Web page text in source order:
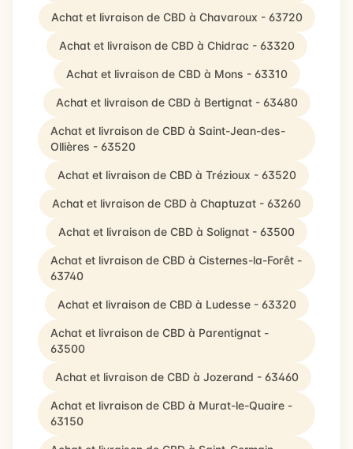
Achat et livraison de CBD à Chavaroux - 63720
Achat et livraison de CBD à Chidrac - 63320
Achat et livraison de CBD à Mons - 63310
Achat et livraison de CBD à Bertignat - 63480
Achat et livraison de CBD à Saint-Jean-des-
Ollières - 63520
Achat et livraison de CBD à Trézioux - 63520
Achat et livraison de CBD à Chaptuzat - 63260
Achat et livraison de CBD à Solignat - 63500
Achat et livraison de CBD à Cisternes-la-Forêt -
63740
Achat et livraison de CBD à Ludesse - 63320
Achat et livraison de CBD à Parentignat -
63500
Achat et livraison de CBD à Jozerand - 63460
Achat et livraison de CBD à Murat-le-Quaire -
63150